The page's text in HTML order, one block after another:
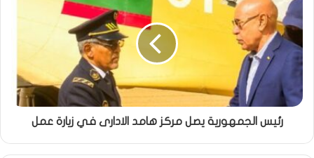
رئيس الجمهورية يصل مركز هامد الادارى في زيارة عمل